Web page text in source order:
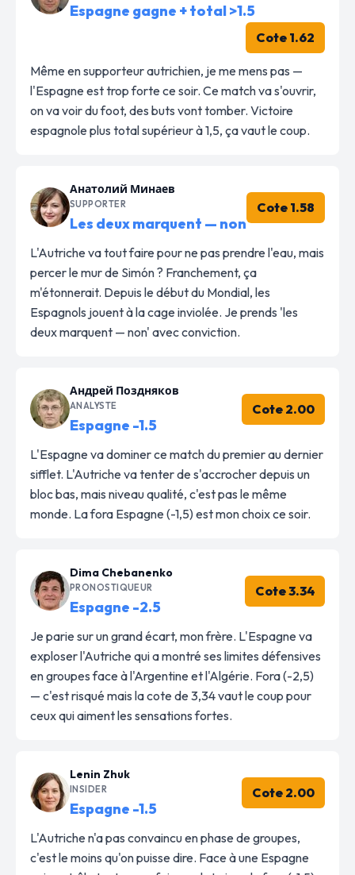
Espagne gagne + total >1.5
Cote 1.62
Même en supporteur autrichien, je me mens pas —
l'Espagne est trop forte ce soir. Ce match va s'ouvrir,
on va voir du foot, des buts vont tomber. Victoire
espagnole plus total supérieur à 1,5, ça vaut le coup.
Анатолий Минаев
SUPPORTER
Les deux marquent — non
Cote 1.58
L'Autriche va tout faire pour ne pas prendre l'eau, mais
percer le mur de Simón ? Franchement, ça
m'étonnerait. Depuis le début du Mondial, les
Espagnols jouent à la cage inviolée. Je prends 'les
deux marquent — non' avec conviction.
Андрей Поздняков
ANALYSTE
Espagne -1.5
Cote 2.00
L'Espagne va dominer ce match du premier au dernier
sifflet. L'Autriche va tenter de s'accrocher depuis un
bloc bas, mais niveau qualité, c'est pas le même
monde. La fora Espagne (-1,5) est mon choix ce soir.
Dima Chebanenko
PRONOSTIQUEUR
Espagne -2.5
Cote 3.34
Je parie sur un grand écart, mon frère. L'Espagne va
exploser l'Autriche qui a montré ses limites défensives
en groupes face à l'Argentine et l'Algérie. Fora (-2,5)
— c'est risqué mais la cote de 3,34 vaut le coup pour
ceux qui aiment les sensations fortes.
Lenin Zhuk
INSIDER
Espagne -1.5
Cote 2.00
L'Autriche n'a pas convaincu en phase de groupes,
c'est le moins qu'on puisse dire. Face à une Espagne